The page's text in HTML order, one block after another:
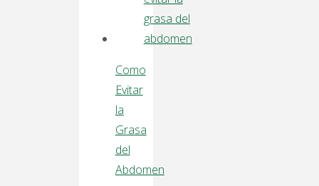
Como
Evitar
la
Grasa
del
Abdomen